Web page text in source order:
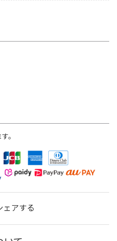
。
ェアする